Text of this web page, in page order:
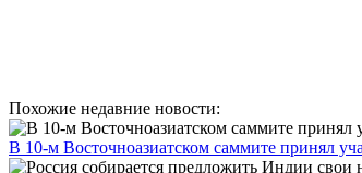
Похожие недавние новости:
В 10-м Восточноазиатском саммите принял